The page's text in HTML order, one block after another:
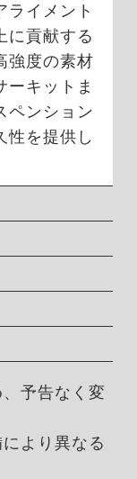
ライメント
に貢献する
強度の素材
ーキットま
ペンション
性を提供し
予告なく変
より異なる